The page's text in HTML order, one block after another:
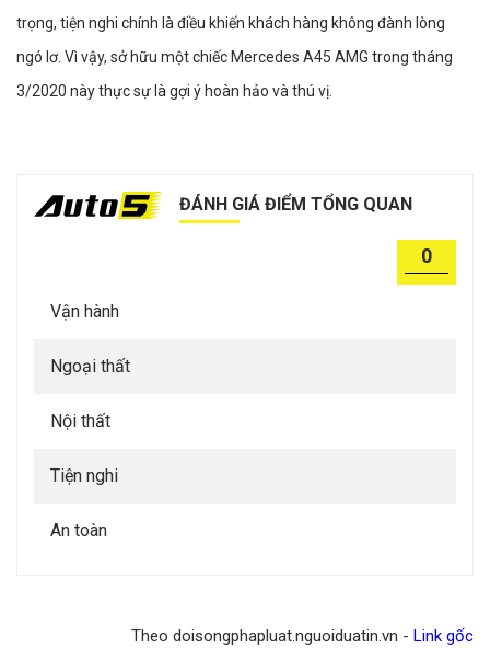
trọng, tiện nghi chính là điều khiến khách hàng không đành lòng
ngó lơ. Vì vậy, sở hữu một chiếc Mercedes A45 AMG trong tháng
3/2020 này thực sự là gợi ý hoàn hảo và thú vị.
ĐÁNH GIÁ ĐIỂM TỔNG QUAN
0
Vận hành
Ngoại thất
Nội thất
Tiện nghi
An toàn
Theo doisongphapluat.nguoiduatin.vn - Link gốc